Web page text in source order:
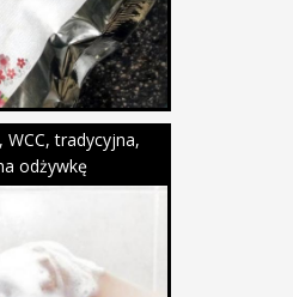
tradycyjna,
odżywkę